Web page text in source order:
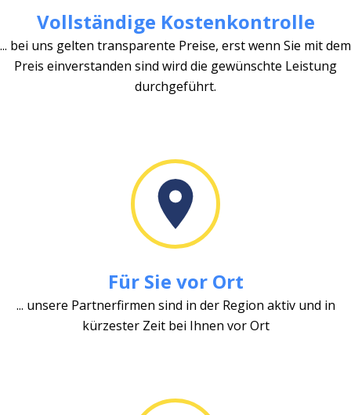
Vollständige Kostenkontrolle
... bei uns gelten transparente Preise, erst wenn Sie mit dem
Preis einverstanden sind wird die gewünschte Leistung
durchgeführt.
Für Sie vor Ort
... unsere Partnerfirmen sind in der Region aktiv und in
kürzester Zeit bei Ihnen vor Ort